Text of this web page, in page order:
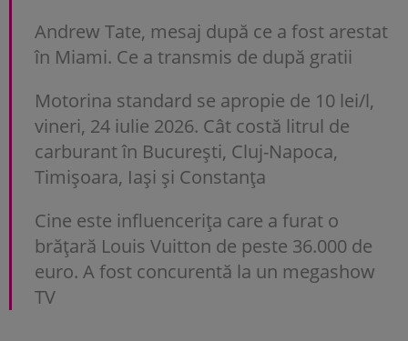
Andrew Tate, mesaj după ce a fost arestat
în Miami. Ce a transmis de după gratii
Motorina standard se apropie de 10 lei/l,
vineri, 24 iulie 2026. Cât costă litrul de
carburant în București, Cluj-Napoca,
Timișoara, Iași și Constanța
Cine este influencerița care a furat o
brățară Louis Vuitton de peste 36.000 de
euro. A fost concurentă la un megashow
TV